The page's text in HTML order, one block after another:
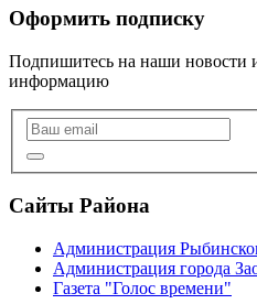
Оформить подписку
Подпишитесь на наши новости
информацию
Сайты Района
Администрация
Администрация города
Газета "Голос времени"